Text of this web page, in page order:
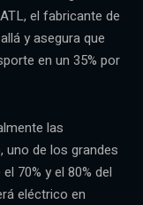
el fabricante de
y asegura que
en un 35% por
las
uno de los grandes
70% y el 80% del
eléctrico en